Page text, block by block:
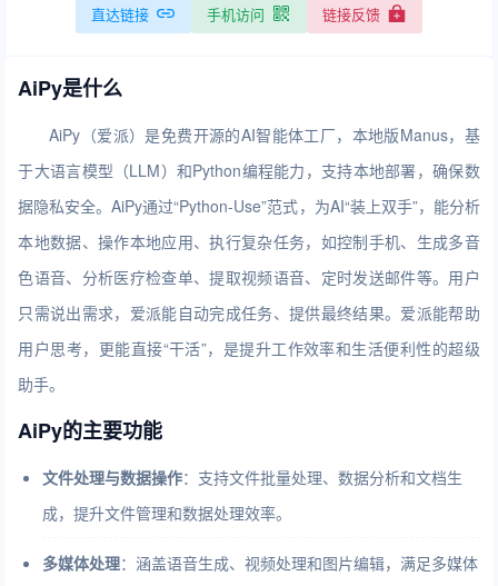
直达链接 手机访问 链接反馈
AiPy是什么
AiPy（爱派）是免费开源的AI智能体工厂，本地版Manus，基
于大语言模型（LLM）和Python编程能力，支持本地部署，确保数
据隐私安全。AiPy通过“Python-Use”范式，为AI“装上双手”，能分析
本地数据、操作本地应用、执行复杂任务，如控制手机、生成多音
色语音、分析医疗检查单、提取视频语音、定时发送邮件等。用户
只需说出需求，爱派能自动完成任务、提供最终结果。爱派能帮助
用户思考，更能直接“干活”，是提升工作效率和生活便利性的超级
助手。
AiPy的主要功能
文件处理与数据操作：支持文件批量处理、数据分析和文档生
成，提升文件管理和数据处理效率。
多媒体处理：涵盖语音生成、视频处理和图片编辑，满足多媒体